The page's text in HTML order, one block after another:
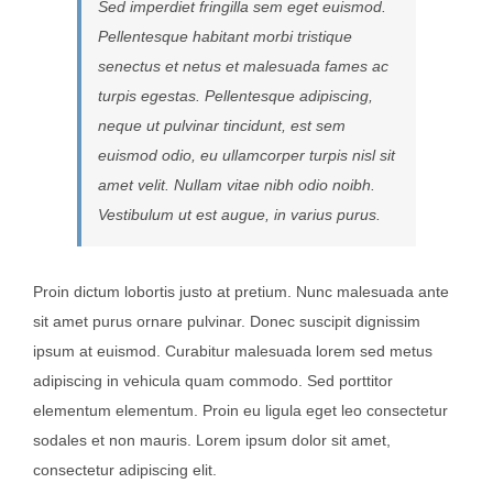
Sed imperdiet fringilla sem eget euismod.
Pellentesque habitant morbi tristique
senectus et netus et malesuada fames ac
turpis egestas. Pellentesque adipiscing,
neque ut pulvinar tincidunt, est sem
euismod odio, eu ullamcorper turpis nisl sit
amet velit. Nullam vitae nibh odio noibh.
Vestibulum ut est augue, in varius purus.
Proin dictum lobortis justo at pretium. Nunc malesuada ante
sit amet purus ornare pulvinar. Donec suscipit dignissim
ipsum at euismod. Curabitur malesuada lorem sed metus
adipiscing in vehicula quam commodo. Sed porttitor
elementum elementum. Proin eu ligula eget leo consectetur
sodales et non mauris. Lorem ipsum dolor sit amet,
consectetur adipiscing elit.